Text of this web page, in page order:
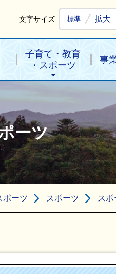
文字サイズ 標準 拡大
子育て・教育
・スポーツ
事
ーツ
ポーツ スポーツ ス